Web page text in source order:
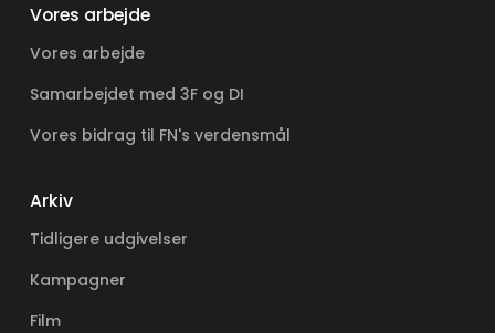
Vores arbejde
Vores arbejde
Samarbejdet med 3F og DI
Vores bidrag til FN's verdensmål
Arkiv
Tidligere udgivelser
Kampagner
Film